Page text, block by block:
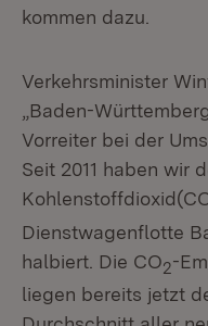
kommen dazu.
Verkehrsminister
„Baden-
Vorreiter bei der
Seit 2011 haben wir
Dienstwagenflotte
halbiert. Die CO2-
liegen bereits jetzt